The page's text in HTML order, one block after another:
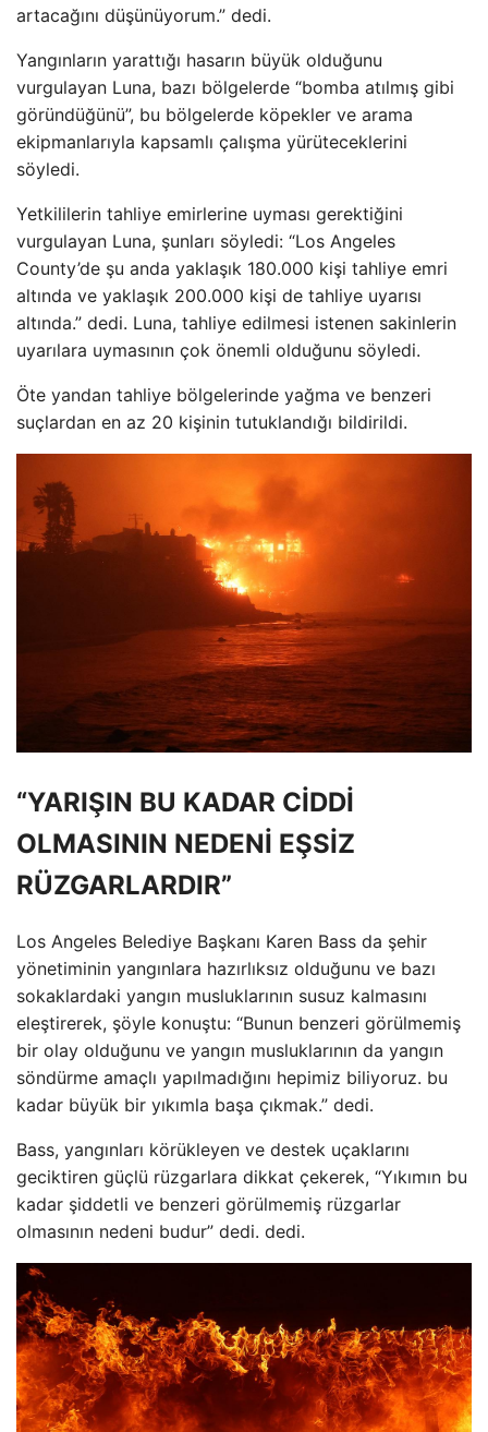
artacağını düşünüyorum.” dedi.
Yangınların yarattığı hasarın büyük olduğunu
vurgulayan Luna, bazı bölgelerde “bomba atılmış gibi
göründüğünü”, bu bölgelerde köpekler ve arama
ekipmanlarıyla kapsamlı çalışma yürüteceklerini
söyledi.
Yetkililerin tahliye emirlerine uyması gerektiğini
vurgulayan Luna, şunları söyledi: “Los Angeles
County’de şu anda yaklaşık 180.000 kişi tahliye emri
altında ve yaklaşık 200.000 kişi de tahliye uyarısı
altında.” dedi. Luna, tahliye edilmesi istenen sakinlerin
uyarılara uymasının çok önemli olduğunu söyledi.
Öte yandan tahliye bölgelerinde yağma ve benzeri
suçlardan en az 20 kişinin tutuklandığı bildirildi.
“YARIŞIN BU KADAR CİDDİ
OLMASININ NEDENİ EŞSİZ
RÜZGARLARDIR”
Los Angeles Belediye Başkanı Karen Bass da şehir
yönetiminin yangınlara hazırlıksız olduğunu ve bazı
sokaklardaki yangın musluklarının susuz kalmasını
eleştirerek, şöyle konuştu: “Bunun benzeri görülmemiş
bir olay olduğunu ve yangın musluklarının da yangın
söndürme amaçlı yapılmadığını hepimiz biliyoruz. bu
kadar büyük bir yıkımla başa çıkmak.” dedi.
Bass, yangınları körükleyen ve destek uçaklarını
geciktiren güçlü rüzgarlara dikkat çekerek, “Yıkımın bu
kadar şiddetli ve benzeri görülmemiş rüzgarlar
olmasının nedeni budur” dedi. dedi.